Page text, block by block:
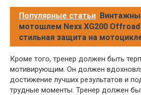
Популярные статьи
мотошлем Nexx XG200 Offroad
стильная защита на
Кроме того, тренер должен быть
мотивирующим. Он должен
достижение лучших результатов и
трудные моменты. Тренер должен